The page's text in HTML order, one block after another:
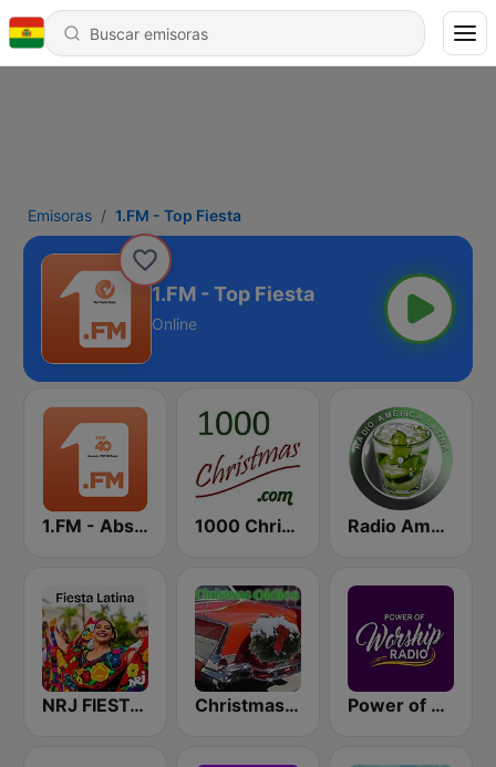
Emisoras 1.FM - Top Fiesta
1.FM - Top Fiesta
Online
1.FM - Absolute Top 40 1000 Christmas Radio America Latina
NRJ FIESTA LATINA Christmas Oldies Power of Worship Radio